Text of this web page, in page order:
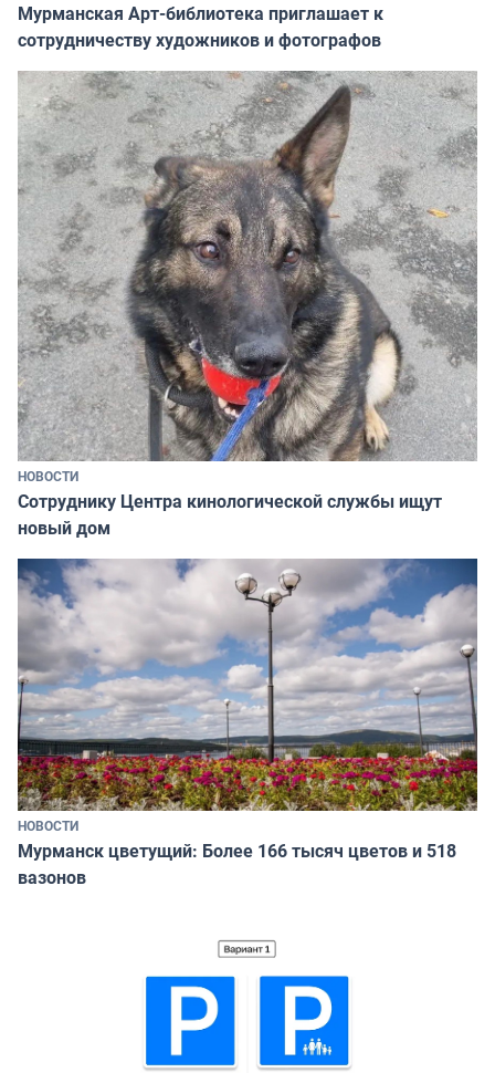
Мурманская Арт-библиотека приглашает к
сотрудничеству художников и фотографов
НОВОСТИ
Сотруднику Центра кинологической службы ищут
новый дом
НОВОСТИ
Мурманск цветущий: Более 166 тысяч цветов и 518
вазонов